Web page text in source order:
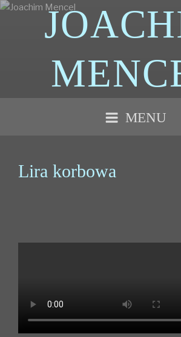
Przejdź
MENU
Lira korbowa